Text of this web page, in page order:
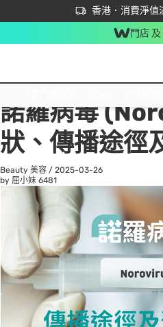
香港．消費淨值
立即成為易賞錢
首次APP下單買滿$450
門店
All
諾羅病毒
狀、傳播途徑
Beauty 美容 / 2025-03-26
by 屈小妹 6481